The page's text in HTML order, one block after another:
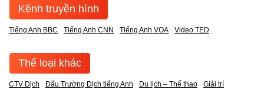
Kênh truyền hình
Tiếng Anh BBC Tiếng Anh CNN Tiếng Anh VOA Video TED
Thể loại khác
CTV Dịch Đấu Trường Dịch tiếng Anh Du lịch – Thể thao Giải trí